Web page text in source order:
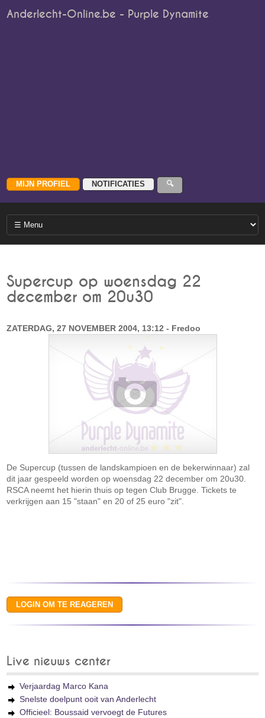
Anderlecht-Online.be - Purple Dynamite
Supercup op woensdag 22
december om 20u30
ZATERDAG, 27 NOVEMBER 2004, 13:12 - Fredoo
De Supercup (tussen de landskampioen en de bekerwinnaar) zal
dit jaar gespeeld worden op woensdag 22 december om 20u30.
RSCA neemt het hierin thuis op tegen Club Brugge. Tickets te
verkrijgen aan 15 "staan" en 20 of 25 euro "zit".
Live nieuws center
Verjaardag Marco Kana
Snelste doelpunt ooit van Anderlecht
Officieel: Boussaid vervoegt de Futures